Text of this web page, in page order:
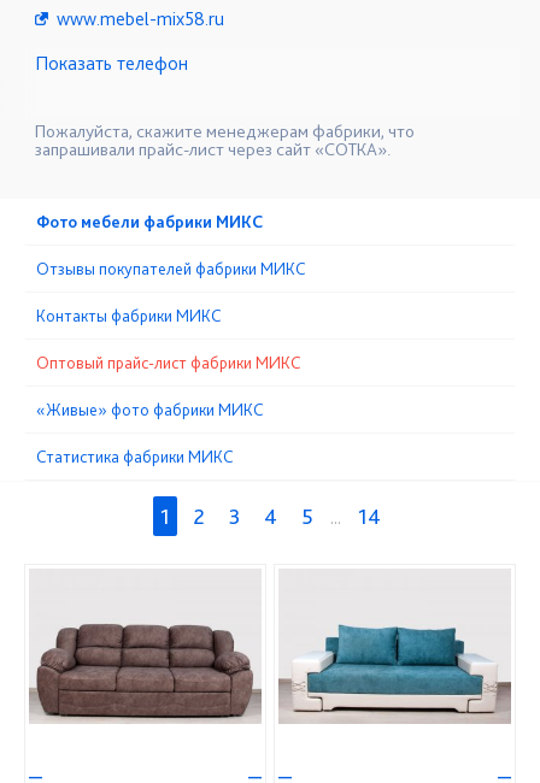
www.mebel-mix58.ru
☎+7 (937) 423-36-37
Показать телефон
Пожалуйста, скажите менеджерам фабрики, что
запрашивали прайс-лист через сайт «СОТКА».
Фото мебели фабрики МИКС
Отзывы покупателей фабрики МИКС
Контакты фабрики МИКС
Оптовый прайс-лист фабрики МИКС
«Живые» фото фабрики МИКС
Статистика фабрики МИКС
1 2 3 4 5 ... 14
— — — —